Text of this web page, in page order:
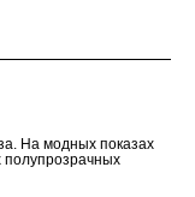
На модных показах
полупрозрачных